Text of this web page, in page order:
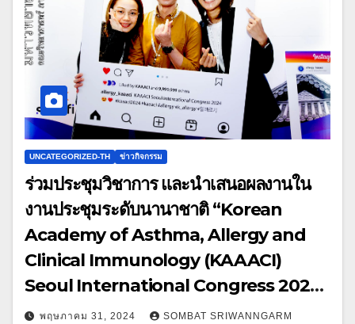
UNCATEGORIZED-TH ข่าวกิจกรรม
ร่วมประชุมวิชาการ และนำเสนอผลงานใน
งานประชุมระดับนานาชาติ “Korean
Academy of Asthma, Allergy and
Clinical Immunology (KAAACI)
Seoul International Congress 2024”
ณ Grand Walkerhill Hotel กรุงโซล
พฤษภาคม 31, 2024 SOMBAT SRIWANNGARM